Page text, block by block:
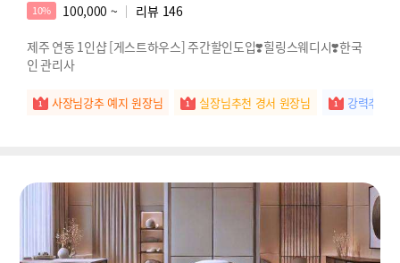
10% 100,000 ~ 리뷰 146
제주 연동 1인샵 [게스트하우스] 주간할인도입❣️힐링스웨디시❣️한국
인 관리사
사장님강추 예지 원장님 실장님추천 경서 원장님 강력추천